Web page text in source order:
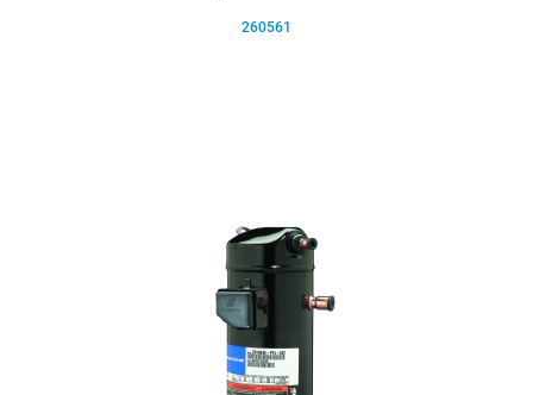
260561